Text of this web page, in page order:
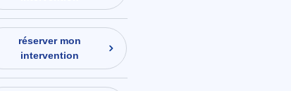
réserver mon
intervention